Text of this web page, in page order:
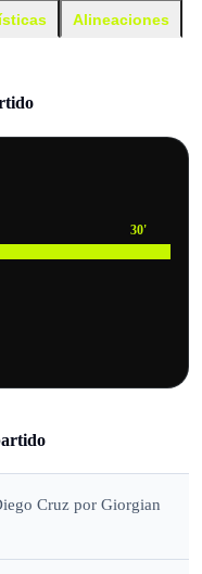
Alineaciones
30'
Cruz por Giorgian